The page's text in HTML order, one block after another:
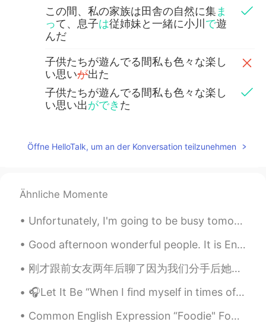
この間、私の家族は田舎の自然に集ま
って、息子は従姉妹と一緒に小川 で遊
んだ
子供たちが遊んでる間私も色々な楽し
い思いが出た
子供たちが遊んでる間私も色々な楽し
い思い出ができ た
Öffne HelloTalk, um an der Konversation teilzunehmen
Ähnliche Momente
Unfortunately, I'm going to be busy tomorrow so I decided to celebrate Christmas today by making ...
Good afternoon wonderful people. It is English speaking practice time. Send me a message if you...
刚才跟前女友两年后聊了因为我们分手后她拉黑了。她是我的第一个女友，我在这个软件上认识她，以后她去澳大利亚读书了然后我们就分手了。她好惊讶知道我还在用这个软件。好像用这个软件已经6多年了。我201...
🎧Let It Be “When I find myself in times of trouble, Mother Mary comes to me, speaking words of ...
Common English Expression “Foodie" Foodie definition - A person having an avid interest in the ...